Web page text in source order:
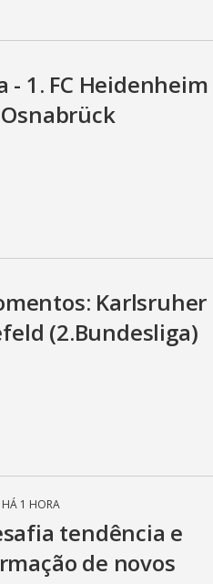
- 1. FC Heidenheim
Karlsruher
(2.Bundesliga)
HÁ 1 HORA
tendência e
de novos